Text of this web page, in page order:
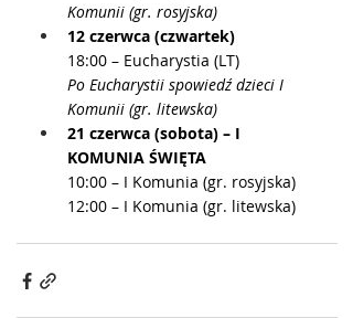
Komunii (gr. rosyjska)
12 czerwca (czwartek)
18:00 – Eucharystia (LT)
Po Eucharystii spowiedź dzieci I
Komunii (gr. litewska)
21 czerwca (sobota) – I
KOMUNIA ŚWIĘTA
10:00 – I Komunia (gr. rosyjska)
12:00 – I Komunia (gr. litewska)